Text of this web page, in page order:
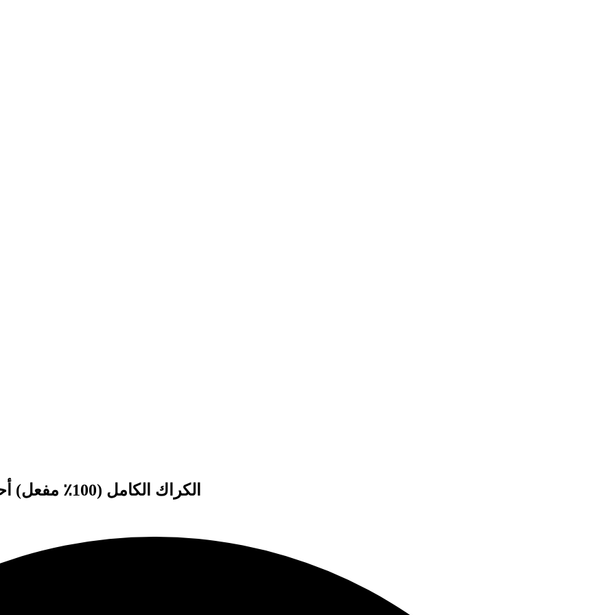
تحميل Adobe Media Encoder CC 2020 الكراك الكامل (100٪ مفعل) أحدث